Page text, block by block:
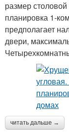
размер
планировка 1-
предполагает
двери,
читать дальше →